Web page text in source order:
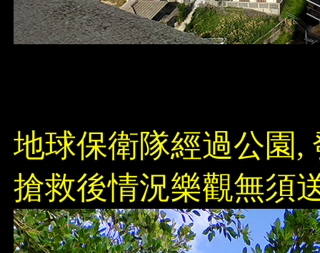
地球保衛隊經過公園,
搶救後情況樂觀無須